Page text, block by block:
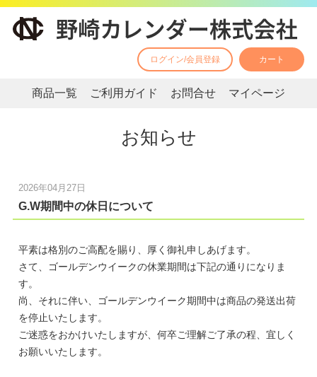
ログイン/会員登録 カート
商品一覧 ご利用ガイド お問合せ マイページ
お知らせ
2026年04月27日
G.W期間中の休日について
平素は格別のご高配を賜り、厚く御礼申しあげます。
さて、ゴールデンウイークの休業期間は下記の通りになりま
す。
尚、それに伴い、ゴールデンウイーク期間中は商品の発送出荷
を停止いたします。
ご迷惑をおかけいたしますが、何卒ご理解ご了承の程、宜しく
お願いいたします。